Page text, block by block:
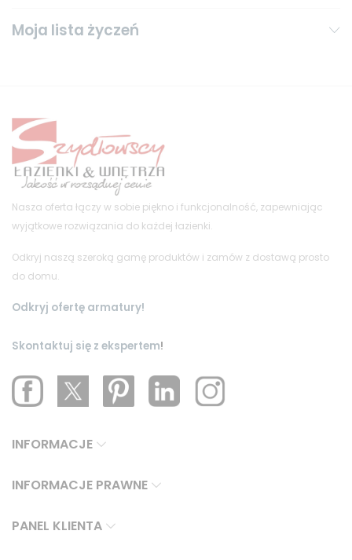
Moja lista życzeń
Nasza oferta łączy w sobie piękno i funkcjonalność, zapewniając
wyjątkowe rozwiązania do każdej łazienki.
Odkryj naszą szeroką gamę produktów i zamów z dostawą prosto
do domu.
Odkryj ofertę armatury!
Skontaktuj się z ekspertem!
INFORMACJE
INFORMACJE PRAWNE
PANEL KLIENTA